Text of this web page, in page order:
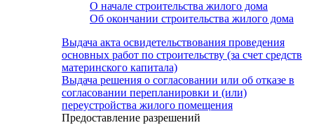
О начале строительства жилого дома
Об окончании строительства жилого дома
Выдача акта освидетельствования проведения
основных работ по строительству (за счет средств
материнского капитала)
Выдача решения о согласовании или об отказе в
согласовании перепланировки и (или)
переустройства жилого помещения
Предоставление разрешений